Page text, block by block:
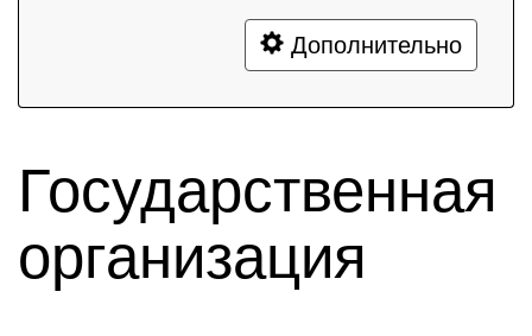
Дополнительно
Государственная
организация